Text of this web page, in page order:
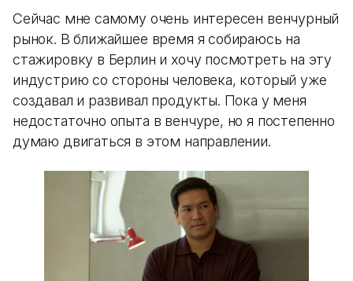
Сейчас мне самому очень интересен венчурный
рынок. В ближайшее время я собираюсь на
стажировку в Берлин и хочу посмотреть на эту
индустрию со стороны человека, который уже
создавал и развивал продукты. Пока у меня
недостаточно опыта в венчуре, но я постепенно
думаю двигаться в этом направлении.